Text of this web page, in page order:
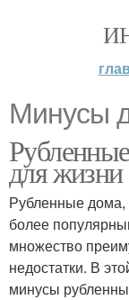
Минусы
для жизни
Рубленные дома,
более
множество
недостатки. В
минусы